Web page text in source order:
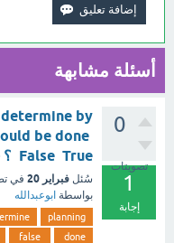
أسئلة مشابهة
0
تصويتات
1
إجابة
by
be done
False True ؟ - مع الشرح
سُئل فبراير 20 في
بواسطة ابوعبدالله
planning
done